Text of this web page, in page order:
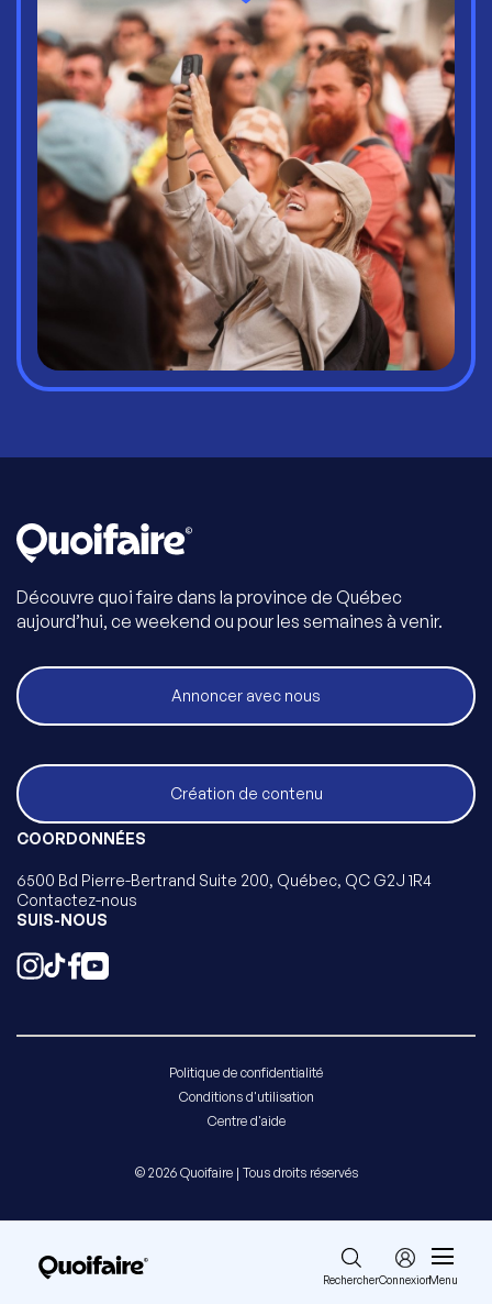
RechercherConnexionMenu
Découvre quoi faire dans la province de Québec
aujourd’hui, ce weekend ou pour les semaines à venir.
Annoncer avec nous
Création de contenu
COORDONNÉES
6500 Bd Pierre-Bertrand Suite 200, Québec, QC G2J 1R4
Contactez-nous
SUIS-NOUS
Politique de confidentialité
Conditions d'utilisation
Centre d'aide
© 2026 Quoifaire | Tous droits réservés